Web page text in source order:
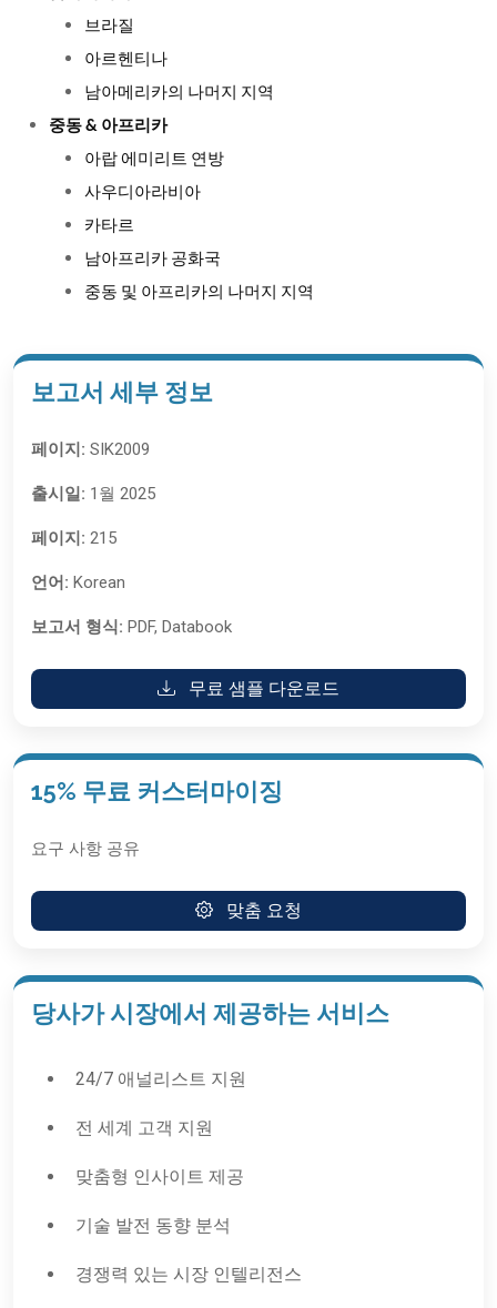
브라질
아르헨티나
남아메리카의 나머지 지역
중동 & 아프리카
아랍 에미리트 연방
사우디아라비아
카타르
남아프리카 공화국
중동 및 아프리카의 나머지 지역
보고서 세부 정보
페이지: SIK2009
출시일: 1월 2025
페이지: 215
언어: Korean
보고서 형식: PDF, Databook
무료 샘플 다운로드
15% 무료 커스터마이징
요구 사항 공유
맞춤 요청
당사가 시장에서 제공하는 서비스
24/7 애널리스트 지원
전 세계 고객 지원
맞춤형 인사이트 제공
기술 발전 동향 분석
경쟁력 있는 시장 인텔리전스